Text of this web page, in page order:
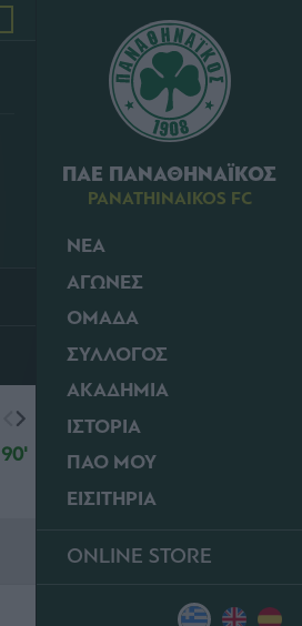
ΠΑΕ ΠΑΝΑΘΗΝΑΪΚΟΣ
PANATHINAIKOS FC
ΝΕΑ
ΑΓΩΝΕΣ
ΟΜΑΔΑ
ΣΥΛΛΟΓΟΣ
ΑΚΑΔΗΜΙΑ
ΙΣΤΟΡΙΑ
ΠΑΟ ΜΟΥ
ΕΙΣΙΤΗΡΙΑ
ONLINE STORE
90'